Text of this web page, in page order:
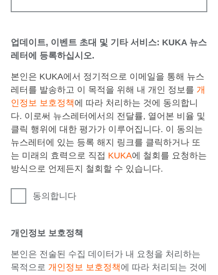
업데이트, 이벤트 초대 및 기타 서비스: KUKA 뉴스
레터에 등록하십시오.
본인은 KUKA에서 정기적으로 이메일을 통해 뉴스
레터를 발송하고 이 목적을 위해 내 개인 정보를개
인정보 보호정책에 따라 처리하는 것에 동의합니
다. 이로써 뉴스레터에서의 전달률, 열어본 비율 및
클릭 행위에 대한 평가가 이루어집니다. 이 동의는
뉴스레터에 있는 등록 해지 링크를 클릭하거나 또
는 미래의 효력으로 직접 KUKA에 철회를 요청하는
방식으로 언제든지 철회할 수 있습니다.
동의합니다
개인정보 보호정책
본인은 전술된 수집 데이터가 내 요청을 처리하는
목적으로개인정보 보호정책에 따라 처리되는 것에